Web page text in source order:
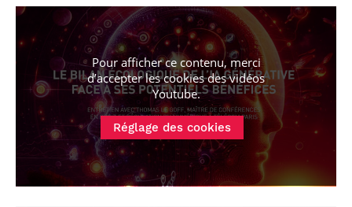
Pour afficher ce contenu, merci
d’accepter les cookiesdes vidéos
Youtube.
Réglage des cookies